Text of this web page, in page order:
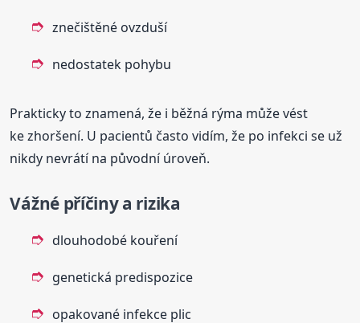
znečištěné ovzduší
nedostatek pohybu
Prakticky to znamená, že i běžná rýma může vést
ke zhoršení. U pacientů často vidím, že po infekci se už
nikdy nevrátí na původní úroveň.
Vážné příčiny a rizika
dlouhodobé kouření
genetická predispozice
opakované infekce plic